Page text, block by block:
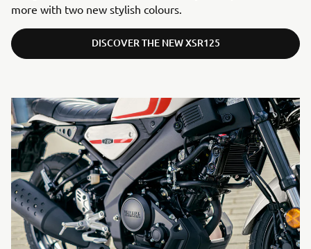
more with two new stylish colours.
DISCOVER THE NEW XSR125